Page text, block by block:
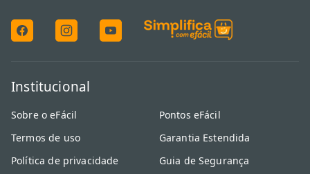
Institucional
Sobre o eFácil
Termos de uso
Política de privacidade
Pontos eFácil
Garantia Estendida
Guia de Segurança